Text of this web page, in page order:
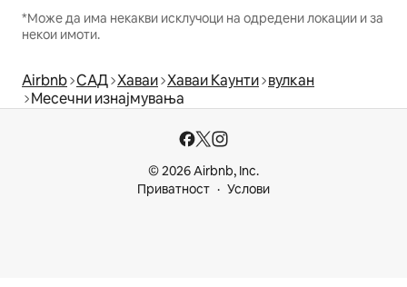
*Може да има некакви исклучоци на одредени локации и за
некои имоти.
Airbnb САД Хаваи Хаваи Каунти вулкан
Месечни изнајмувања
© 2026 Airbnb, Inc.
Приватност
Услови